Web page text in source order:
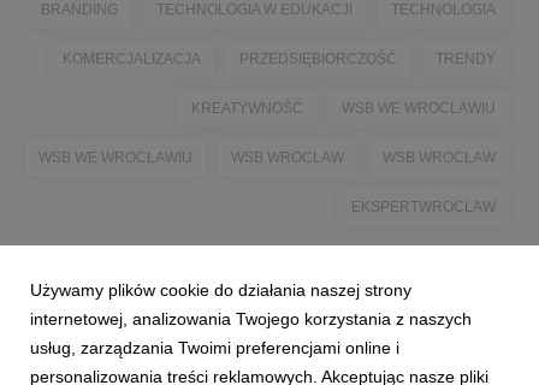
BRANDING TECHNOLOGIA W EDUKACJI TECHNOLOGIA
KOMERCJALIZACJA PRZEDSIĘBIORCZOŚĆ TRENDY
KREATYWNOŚĆ WSB WE WROCLAWIU
WSB WE WROCŁAWIU WSB WROCLAW WSB WROCŁAW
EKSPERTWROCLAW
Używamy plików cookie do działania naszej strony
internetowej, analizowania Twojego korzystania z naszych
usług, zarządzania Twoimi preferencjami online i
personalizowania treści reklamowych. Akceptując nasze pliki